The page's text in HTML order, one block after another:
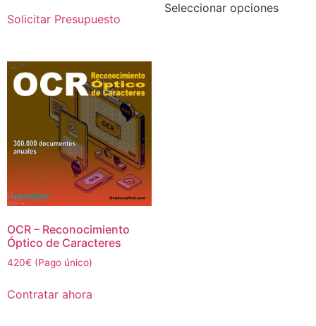
Solicitar Presupuesto
Seleccionar opciones
OCR – Reconocimiento
Óptico de Caracteres
420€ (Pago único)
Contratar ahora